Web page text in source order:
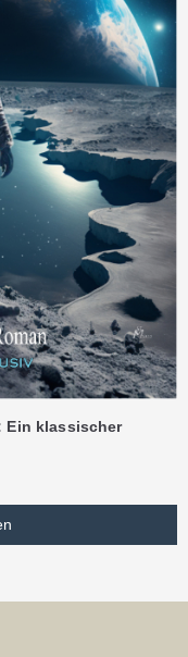
Ein klassischer